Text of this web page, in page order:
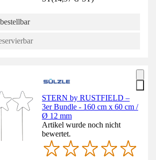
STERN by RUSTFIELD –
3er Bundle - 160 cm x 60 cm /
Ø 12 mm
Artikel wurde noch nicht
bewertet.